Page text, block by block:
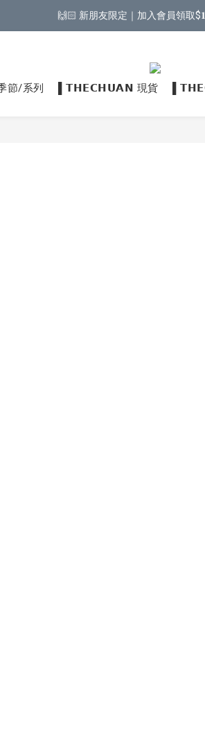
🙌🏻 新朋友限定｜加入會員領取
/系列 ▌𝗧𝗛𝗘𝗖𝗛𝗨𝗔𝗡 現貨